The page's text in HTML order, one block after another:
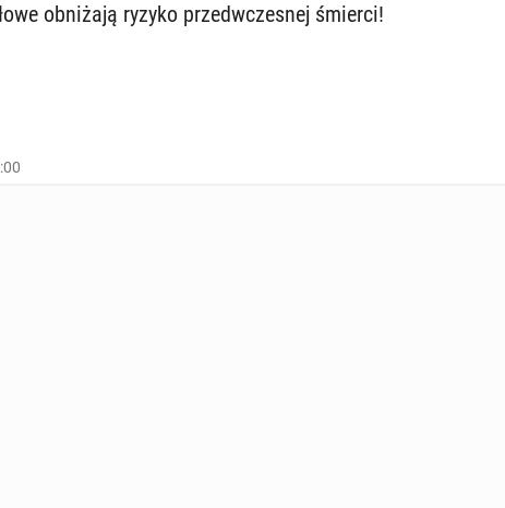
ob­ni­ża­ją ryzyko przed­wcze­snej śmierci!